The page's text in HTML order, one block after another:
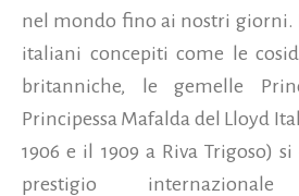
nel mondo fino ai nostri giorni.
italiani concepiti come le
britanniche, le gemelle
Principessa Mafalda del Lloyd
1906 e il 1909 a Riva Trigoso)
prestigio internazionale